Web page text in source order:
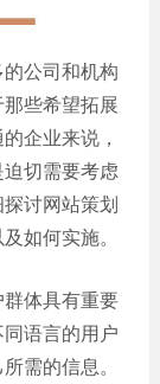
造
源
工
修
筑
他
程
案
程
序
公司和机构
些希望拓展
企业来说，
切需要考虑
讨网站策划
如何实施。
体具有重要
语言的用户
需的信息。